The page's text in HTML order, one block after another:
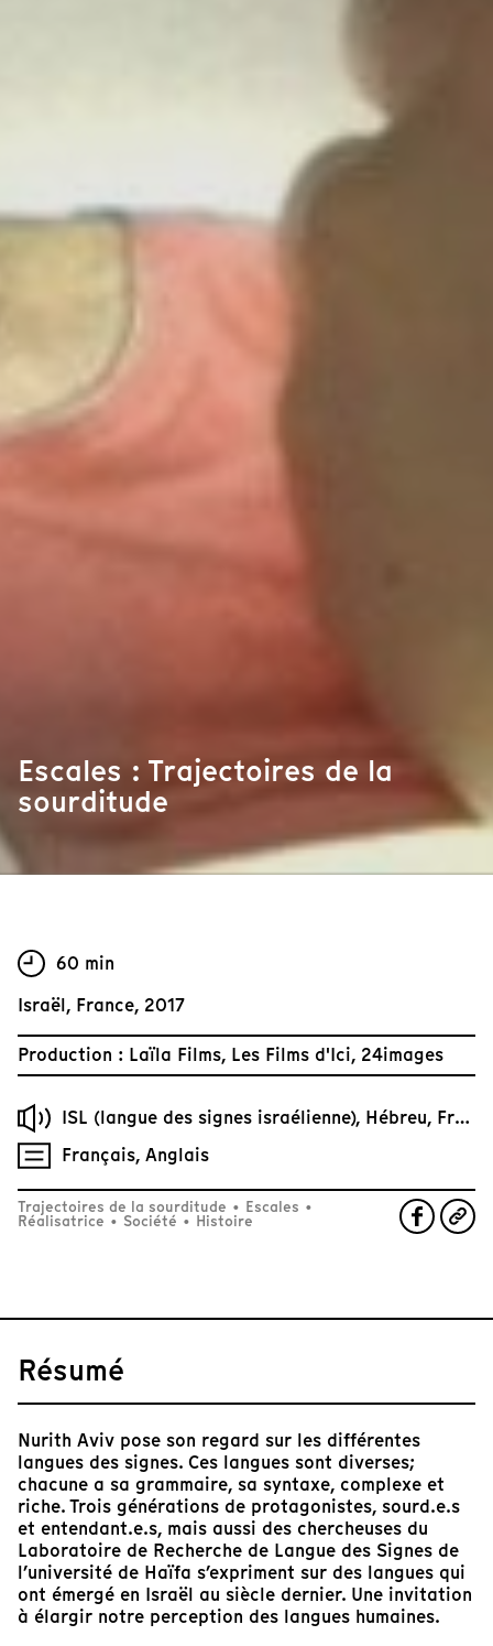
Escales : Trajectoires de la
sourditude
60 min
Israël, France, 2017
Production : Laïla Films, Les Films d'Ici, 24images
ISL (langue des signes israélienne), Hébreu, Français, Anglais
Français, Anglais
Trajectoires de la sourditude • Escales •
Réalisatrice • Société • Histoire
Résumé
Nurith Aviv pose son regard sur les différentes
langues des signes. Ces langues sont diverses;
chacune a sa grammaire, sa syntaxe, complexe et
riche. Trois générations de protagonistes, sourd.e.s
et entendant.e.s, mais aussi des chercheuses du
Laboratoire de Recherche de Langue des Signes de
l’université de Haïfa s’expriment sur des langues qui
ont émergé en Israël au siècle dernier. Une invitation
à élargir notre perception des langues humaines.